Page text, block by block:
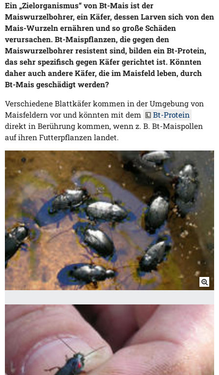
Ein „Zielorganismus“ von Bt-Mais ist der
Maiswurzelbohrer, ein Käfer, dessen Larven sich von den
Mais-Wurzeln ernähren und so große Schäden
verursachen. Bt-Maispflanzen, die gegen den
Maiswurzelbohrer resistent sind, bilden ein Bt-Protein,
das sehr spezifisch gegen Käfer gerichtet ist. Könnten
daher auch andere Käfer, die im Maisfeld leben, durch
Bt-Mais geschädigt werden?
Verschiedene Blattkäfer kommen in der Umgebung von
Maisfeldern vor und könnten mit dem
Bt-Protein
direkt in Berührung kommen, wenn z. B. Bt-Maispollen
auf ihren Futterpflanzen landet.